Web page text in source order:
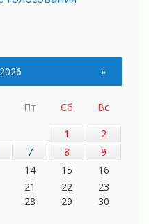
фронта
»
Пт Сб
Вс
1
2
7 8
9
14 15
16
21 22
23
28 29
30